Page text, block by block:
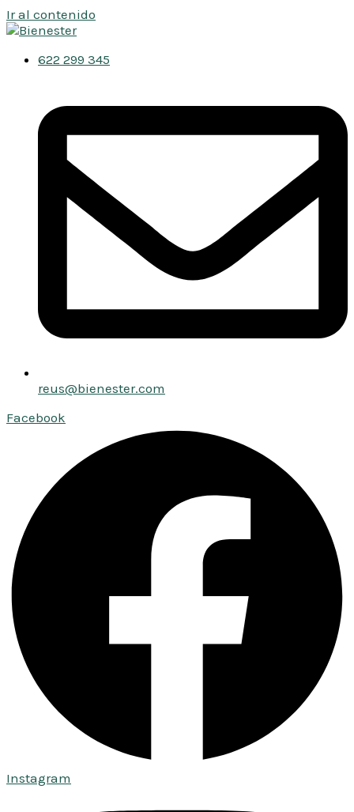
Ir al contenido
622 299 345
reus@bienester.com
Facebook
Instagram